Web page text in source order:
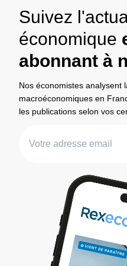
Suivez
économique
abonnant à
Nos économistes analysent
macroéconomiques en
les publications selon vos